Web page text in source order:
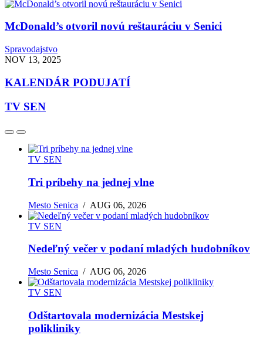
McDonald’s otvoril novú reštauráciu v Senici
Spravodajstvo
NOV 13, 2025
KALENDÁR PODUJATÍ
TV SEN
TV SEN
Tri príbehy na jednej vlne
Mesto Senica /AUG 06, 2026
TV SEN
Nedeľný večer v podaní mladých hudobníkov
Mesto Senica /AUG 06, 2026
TV SEN
Odštartovala modernizácia Mestskej
polikliniky